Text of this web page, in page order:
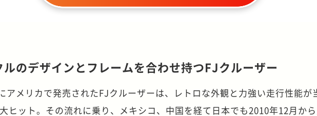
ルのデザインとフレームを合わせ持つFJクルーザー
アメリカで発売されたFJクルーザーは、レトロな外観と力強い走行性能が
ヒット。その流れに乗り、メキシコ、中国を経て日本でも2010年12月か